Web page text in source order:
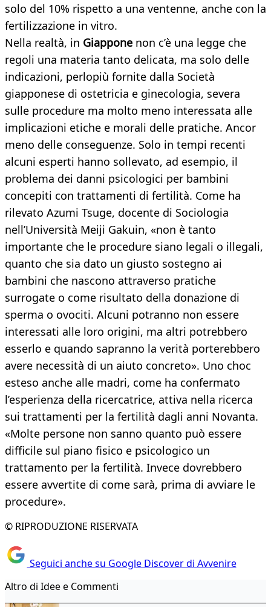
solo del 10% rispetto a una ventenne, anche con la
fertilizzazione in vitro.
Nella realtà, in Giappone non c’è una legge che
regoli una materia tanto delicata, ma solo delle
indicazioni, perlopiù fornite dalla Società
giapponese di ostetricia e ginecologia, severa
sulle procedure ma molto meno interessata alle
implicazioni etiche e morali delle pratiche. Ancor
meno delle conseguenze. Solo in tempi recenti
alcuni esperti hanno sollevato, ad esempio, il
problema dei danni psicologici per bambini
concepiti con trattamenti di fertilità. Come ha
rilevato Azumi Tsuge, docente di Sociologia
nell’Università Meiji Gakuin, «non è tanto
importante che le procedure siano legali o illegali,
quanto che sia dato un giusto sostegno ai
bambini che nascono attraverso pratiche
surrogate o come risultato della donazione di
sperma o ovociti. Alcuni potranno non essere
interessati alle loro origini, ma altri potrebbero
esserlo e quando sapranno la verità porterebbero
avere necessità di un aiuto concreto». Uno choc
esteso anche alle madri, come ha confermato
l’esperienza della ricercatrice, attiva nella ricerca
sui trattamenti per la fertilità dagli anni Novanta.
«Molte persone non sanno quanto può essere
difficile sul piano fisico e psicologico un
trattamento per la fertilità. Invece dovrebbero
essere avvertite di come sarà, prima di avviare le
procedure».
© RIPRODUZIONE RISERVATA
Seguici anche su Google Discover di Avvenire
Altro di Idee e Commenti